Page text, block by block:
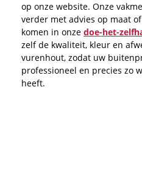
op onze website. Onze
verder met advies op maat
komen in onze doe-het-
zelf de kwaliteit, kleur en
vurenhout, zodat uw
professioneel en precies zo
heeft.